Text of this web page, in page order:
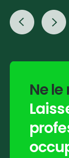
Nele